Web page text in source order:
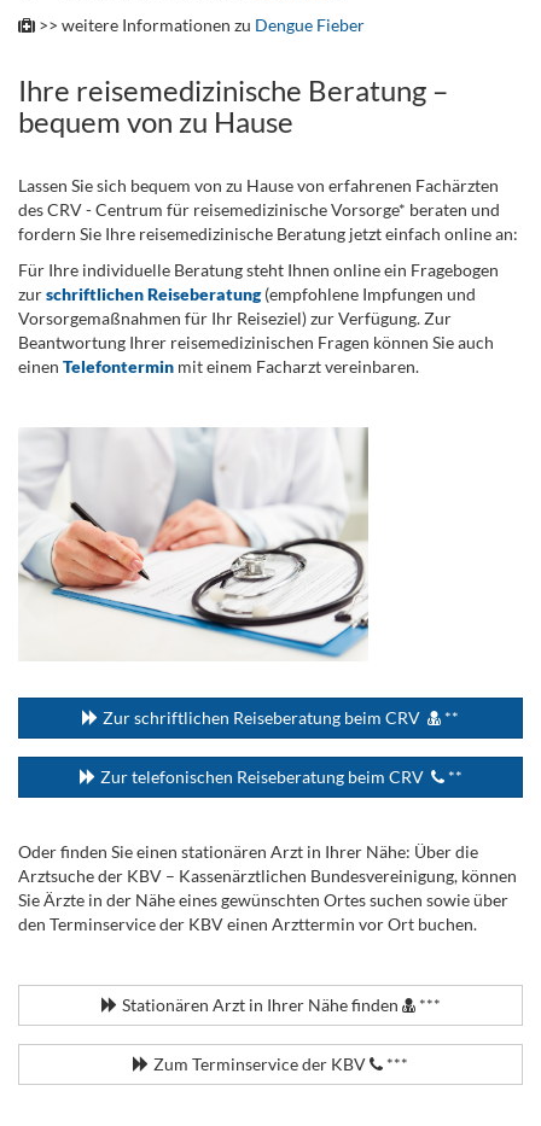
>> weitere Informationen zu Dengue Fieber
Ihre reisemedizinische Beratung –
bequem von zu Hause
Lassen Sie sich bequem von zu Hause von erfahrenen Fachärzten
des CRV - Centrum für reisemedizinische Vorsorge* beraten und
fordern Sie Ihre reisemedizinische Beratung jetzt einfach online an:
Für Ihre individuelle Beratung steht Ihnen online ein Fragebogen
zurschriftlichen Reiseberatung(empfohlene Impfungen und
Vorsorgemaßnahmen für Ihr Reiseziel) zur Verfügung. Zur
Beantwortung Ihrer reisemedizinischen Fragen können Sie auch
einen Telefontermin mit einem Facharzt vereinbaren.
Zur schriftlichen Reiseberatung beim CRV **
Zur telefonischen Reiseberatung beim CRV **
Oder finden Sie einen stationären Arzt in Ihrer Nähe: Über die
Arztsuche der KBV – Kassenärztlichen Bundesvereinigung, können
Sie Ärzte in der Nähe eines gewünschten Ortes suchen sowie über
den Terminservice der KBV einen Arzttermin vor Ort buchen.
Stationären Arzt in Ihrer Nähe finden ***
Zum Terminservice der KBV ***